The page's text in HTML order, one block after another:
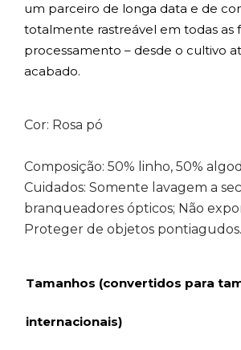
um parceiro de longa data e de
totalmente rastreável em todas as
processamento – desde o cultivo
acabado.
Cor: Rosa pó
Composição: 50% linho, 50%
Cuidados: Somente lavagem a
branqueadores ópticos; Não
Proteger de objetos pontiagudos.
Tamanhos (convertidos para
internacionais)